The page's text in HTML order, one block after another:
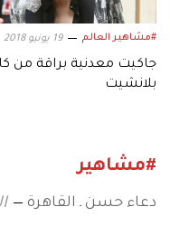
#مشاهير العالم 19 يونيو 2018
جاكيت معدنية براقة من
بلانشيت
#مشاهير
دعاء حسن ـ القاهرة